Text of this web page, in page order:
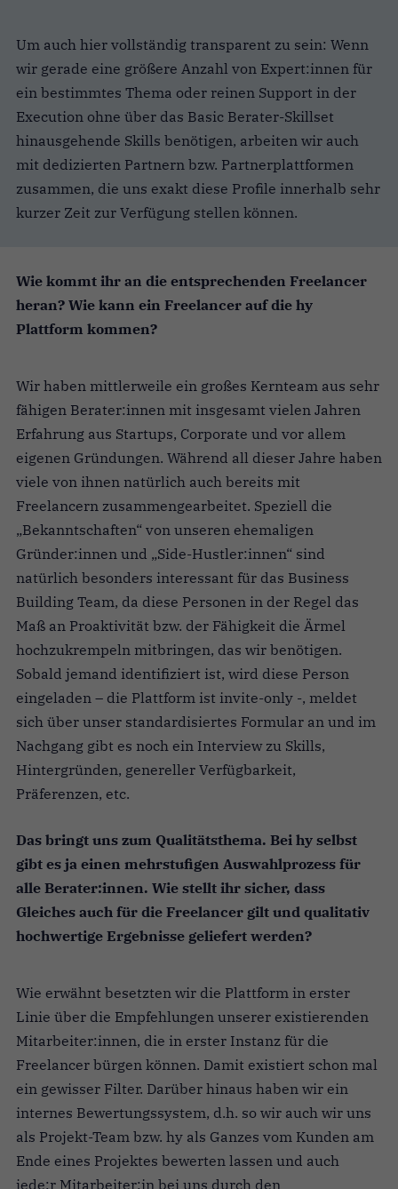
Um auch hier vollständig transparent zu sein: Wenn
wir gerade eine größere Anzahl von Expert:innen für
ein bestimmtes Thema oder reinen Support in der
Execution ohne über das Basic Berater-Skillset
hinausgehende Skills benötigen, arbeiten wir auch
mit dedizierten Partnern bzw. Partnerplattformen
zusammen, die uns exakt diese Profile innerhalb sehr
kurzer Zeit zur Verfügung stellen können.
Wie kommt ihr an die entsprechenden Freelancer
heran? Wie kann ein Freelancer auf die hy
Plattform kommen?
Wir haben mittlerweile ein großes Kernteam aus sehr
fähigen Berater:innen mit insgesamt vielen Jahren
Erfahrung aus Startups, Corporate und vor allem
eigenen Gründungen. Während all dieser Jahre haben
viele von ihnen natürlich auch bereits mit
Freelancern zusammengearbeitet. Speziell die
„Bekanntschaften“ von unseren ehemaligen
Gründer:innen und „Side-Hustler:innen“ sind
natürlich besonders interessant für das Business
Building Team, da diese Personen in der Regel das
Maß an Proaktivität bzw. der Fähigkeit die Ärmel
hochzukrempeln mitbringen, das wir benötigen.
Sobald jemand identifiziert ist, wird diese Person
eingeladen – die Plattform ist invite-only -, meldet
sich über unser standardisiertes Formular an und im
Nachgang gibt es noch ein Interview zu Skills,
Hintergründen, genereller Verfügbarkeit,
Präferenzen, etc.
Das bringt uns zum Qualitätsthema. Bei hy selbst
gibt es ja einen mehrstufigen Auswahlprozess für
alle Berater:innen. Wie stellt ihr sicher, dass
Gleiches auch für die Freelancer gilt und qualitativ
hochwertige Ergebnisse geliefert werden?
Wie erwähnt besetzten wir die Plattform in erster
Linie über die Empfehlungen unserer existierenden
Mitarbeiter:innen, die in erster Instanz für die
Freelancer bürgen können. Damit existiert schon mal
ein gewisser Filter. Darüber hinaus haben wir ein
internes Bewertungssystem, d.h. so wir auch wir uns
als Projekt-Team bzw. hy als Ganzes vom Kunden am
Ende eines Projektes bewerten lassen und auch
jede:r Mitarbeiter:in bei uns durch den